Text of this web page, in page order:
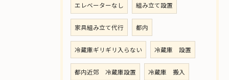
エレベーターなし 組み立て設置
家具組み立て代行 都内
冷蔵庫ギリギリ入らない 冷蔵庫 設置
都内近郊 冷蔵庫設置 冷蔵庫 搬入